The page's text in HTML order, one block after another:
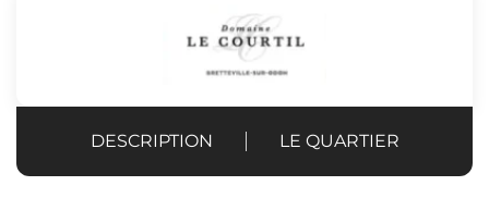
DESCRIPTION LE QUARTIER